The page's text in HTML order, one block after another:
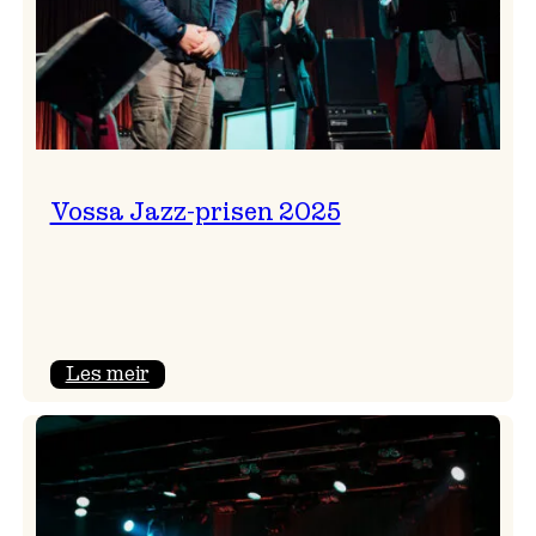
Vossa Jazz-prisen 2025
Les meir:
prisen
2025